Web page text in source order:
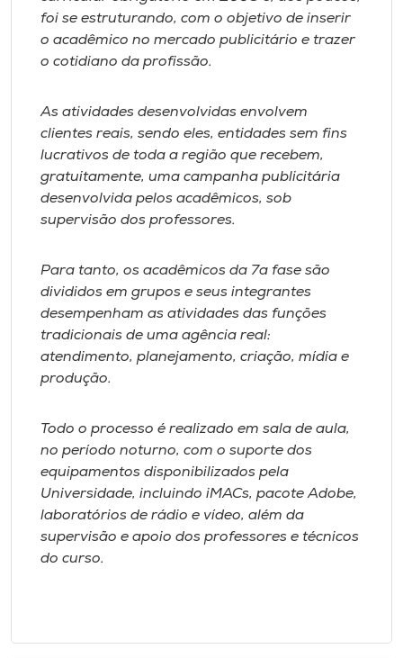
foi se estruturando, com o objetivo de inserir
o acadêmico no mercado publicitário e trazer
o cotidiano da profissão.
As atividades desenvolvidas envolvem
clientes reais, sendo eles, entidades sem fins
lucrativos de toda a região que recebem,
gratuitamente, uma campanha publicitária
desenvolvida pelos acadêmicos, sob
supervisão dos professores.
Para tanto, os acadêmicos da 7a fase são
divididos em grupos e seus integrantes
desempenham as atividades das funções
tradicionais de uma agência real:
atendimento, planejamento, criação, mídia e
produção.
Todo o processo é realizado em sala de aula,
no período noturno, com o suporte dos
equipamentos disponibilizados pela
Universidade, incluindo iMACs, pacote Adobe,
laboratórios de rádio e vídeo, além da
supervisão e apoio dos professores e técnicos
do curso.